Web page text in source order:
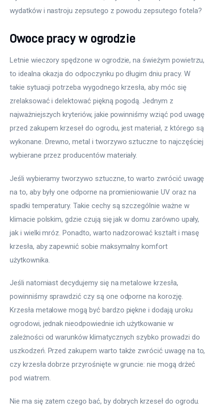
wydatków i nastroju zepsutego z powodu zepsutego fotela?
Owoce pracy w ogrodzie
Letnie wieczory spędzone w ogrodzie, na świeżym powietrzu,
to idealna okazja do odpoczynku po długim dniu pracy. W
takie sytuacji potrzeba wygodnego krzesła, aby móc się
zrelaksować i delektować piękną pogodą. Jednym z
najważniejszych kryteriów, jakie powinniśmy wziąć pod uwagę
przed zakupem krzeseł do ogrodu, jest materiał, z którego są
wykonane. Drewno, metal i tworzywo sztuczne to najczęściej
wybierane przez producentów materiały.
Jeśli wybieramy tworzywo sztuczne, to warto zwrócić uwagę
na to, aby były one odporne na promieniowanie UV oraz na
spadki temperatury. Takie cechy są szczególnie ważne w
klimacie polskim, gdzie czują się jak w domu zarówno upały,
jak i wielki mróz. Ponadto, warto nadzorować kształt i masę
krzesła, aby zapewnić sobie maksymalny komfort
użytkownika.
Jeśli natomiast decydujemy się na metalowe krzesła,
powinniśmy sprawdzić czy są one odporne na korozję.
Krzesła metalowe mogą być bardzo piękne i dodają uroku
ogrodowi, jednak nieodpowiednie ich użytkowanie w
zależności od warunków klimatycznych szybko prowadzi do
uszkodzeń. Przed zakupem warto także zwrócić uwagę na to,
czy krzesła dobrze przyrośnięte w gruncie: nie mogą drżeć
pod wiatrem.
Nie ma się zatem czego bać, by dobrych krzeseł do ogrodu.